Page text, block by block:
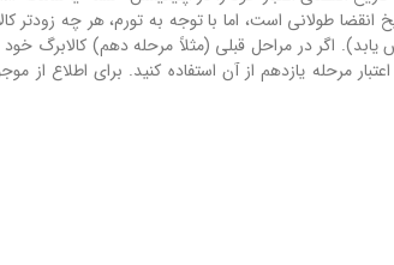
کنید. هرچند تاریخ انقضا طولانی است، اما با توجه به تورم، هر چه
اگر در مراحل قبلی (مثلاً مرحله دهم) کالابرگ خود را
مرحله یازدهم از آن استفاده کنید. برای اطلاع از